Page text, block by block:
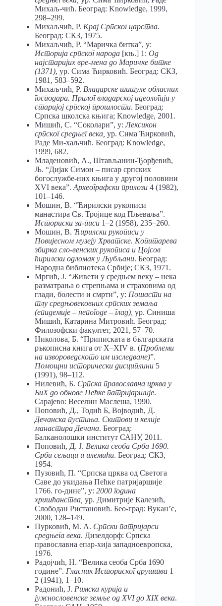
Михаљ-чић. Београд: Knowledge, 1999,
298–299.
Михаљчић, Р. Крај Српског царства.
Београд: СКЗ, 1975.
Михаљчић, Р. “Маричка битка”, у:
Историја српског народа [књ.] 1: Од
најстаријих вре-мена до Маричке битке
(1371), ур. Сима Ћирковић. Београд: СКЗ,
1981, 583–592.
Михаљчић, Р. Владарске титуле обласних
господара. Прилог владарској идеологији у
старијој српској прошлости. Београд:
Српска школска књига; Knowledge, 2001.
Мишић, С. “Соколари”, у:Лексикон
српског средњег века, ур. Сима Ћирковић,
Раде Ми-хаљчић. Београд: Knowledge,
1999, 682.
Младеновић, А., Штављанин-Ђорђевић,
Љ. “Дијак Симон – писар српских
богослужбе-них књига у другој половини
XVI века”. Археографски прилози 4 (1982),
101–146.
Мошин, В. “Ћирилски рукописи
манастира Св. Тројице код Пљеваља”.
Историски за-писи 1–2 (1958), 235–260.
Мошин, В. Ћирилски рукописи у
Повијесном музеју Хрватске. Копитарева
збирка сло-венских рукописа и Цојсов
ћирилски одломак у Љубљани. Београд:
Народна библиотека Србије; СКЗ, 1971.
Мргић, Ј. “Живети у средњем веку – нека
разматрања о стрепњама и страховима од
глади, болести и смрти”, у: Пошасти на
тлу средњовековних српских земаља
(епидемије – непогоде – глад), ур. Синиша
Мишић, Катарина Митровић. Београд:
Филозофски факултет, 2021, 57–70.
Николова, Б. “Приписката в българската
ръкописна книга от Х–ХІV в. (Проблеми
на извороведското им изследване)”.
Помощни исторически дисциплини 5
(1991), 98–112.
Нилевић, Б. Српска православна црква у
БиХ до обнове Пећке патријаршије.
Сарајево: Веселин Маслеша, 1990.
Поповић, Д., Тодић Б, Војводић, Д.
Дечанска пустиња. Скитови и келије
манастира Дечана. Београд:
Балканолошки институт САНУ, 2011.
Поповић, Д. Ј. Велика сеоба Срба 1690.
Срби сељаци и племићи. Београд: СКЗ,
1954.
Пузовић, П. “Српска црква од Светога
Саве до укидања Пећке патријаршије
1766. го-дине”, у: 2000 година
хришћанства, ур. Димитрије Калезић,
Слободан Ристановић. Бео-град: Вукан’с,
2000, 128–149.
Пурковић, М. А. Српски патријарси
средњега века. Дизелдорф: Српска
православна епар-хија западноевропска,
1976.
Радојчић, Н. “Велика сеоба Срба 1690
године”. Гласник Историског друштва 1–
2 (1941), 1–10.
Радонић, Ј. Римска курија и
јужнословенске земље од ХVI до XIX века.